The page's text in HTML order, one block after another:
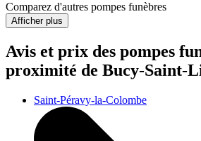
Comparez d'autres pompes funèbres
Afficher plus
Avis et prix des pompes
proximité de Bucy-Saint-
Saint-Péravy-la-Colombe